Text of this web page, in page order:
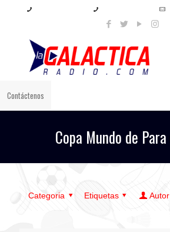
Contáctenos
Copa Mundo de
Categoria Etiquetas Autor